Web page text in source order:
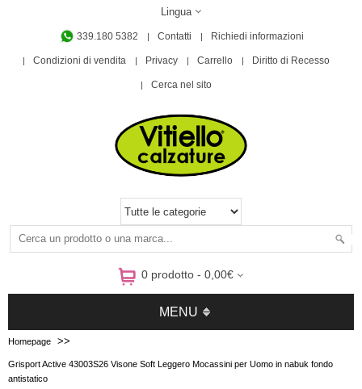
Lingua
339.180 5382 Contatti Richiedi informazioni
Condizioni di vendita Privacy Carrello Diritto di Recesso
Cerca nel sito
0 prodotto - 0,00€
MENU
Homepage >>
Grisport Active 43003S26 Visone Soft Leggero Mocassini per Uomo in nabuk fondo
antistatico